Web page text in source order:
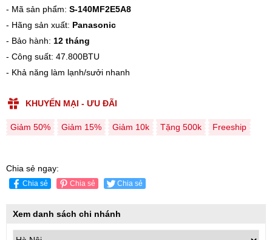
- Mã sản phẩm: S-140MF2E5A8
- Hãng sản xuất: Panasonic
- Bảo hành: 12 tháng
- Công suất: 47.800BTU
- Khả năng làm lạnh/sưởi nhanh
KHUYẾN MẠI - ƯU ĐÃI
Giảm 50% Giảm 15% Giảm 10k Tặng 500k Freeship
Chia sẻ ngay:
Chia sẻ Chia sẻ Chia sẻ
Xem danh sách chi nhánh